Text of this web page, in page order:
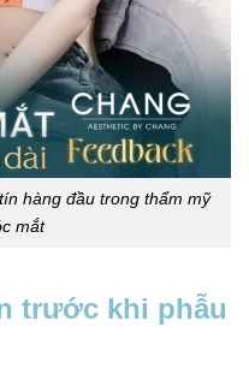
hàng đầu trong thẩm mỹ
mắt
trước khi phẫu